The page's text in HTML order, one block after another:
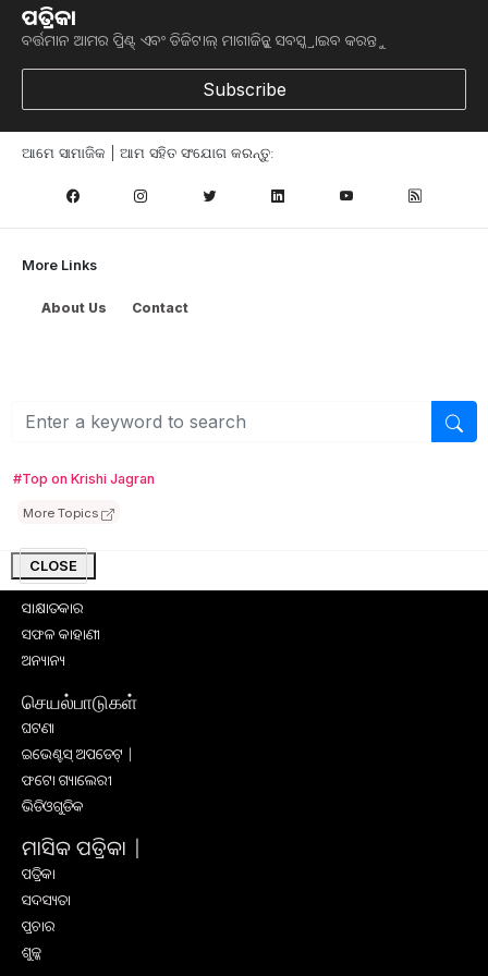
ପତ୍ରିକା
ବର୍ତ୍ତମାନ ଆମର ପ୍ରିଣ୍ଟ୍ ଏବଂ ଡିଜିଟାଲ୍ ମାଗାଜିନ୍କୁ ସବସ୍କ୍ରାଇବ କରନ୍ତୁ
Subscribe
ଆମେ ସାମାଜିକ | ଆମ ସହିତ ସଂଯୋଗ କରନ୍ତୁ:
More Links
About Us Contact
#Top on Krishi Jagran
More Topics
CLOSE
ମତ୍ସ୍ୟ ଓ ପଶୁ ପାଳନ
ସରକାରୀ ଯୋଜନା
କୃଷି ଉପକରଣ
କୃଷି ପ୍ରଶିକ୍ଷଣ
ସାକ୍ଷାତକାର
ସଫଳ କାହାଣୀ
ଅନ୍ୟାନ୍ୟ
செயல்பாடுகள்
ଘଟଣା
ଇଭେଣ୍ଟସ୍ ଅପଡେଟ୍ |
ଫଟୋ ଗ୍ୟାଲେରୀ
ଭିଡିଓଗୁଡିକ
ମାସିକ ପତ୍ରିକା |
ପତ୍ରିକା
ସଦସ୍ୟତା
ପ୍ରଚାର
ଶୁଳ୍କ